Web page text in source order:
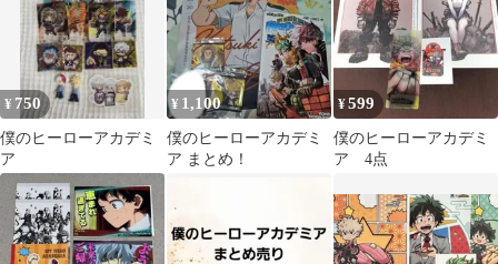
¥ 750
僕のヒーローアカデミ
ア
¥ 1,100
僕のヒーローアカデミ
ア まとめ！
¥599
僕のヒーローアカデミ
ア 4点